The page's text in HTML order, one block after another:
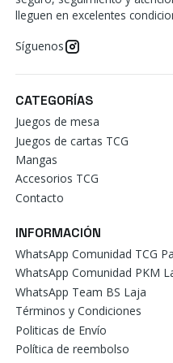
lleguen en excelentes
Síguenos
CATEGORÍAS
Juegos de mesa
Juegos de cartas TCG
Mangas
Accesorios TCG
Contacto
INFORMACIÓN
WhatsApp Comunidad TCG
WhatsApp Comunidad PKM
WhatsApp Team BS Laja
Términos y Condiciones
Politicas de Envío
Política de reembolso